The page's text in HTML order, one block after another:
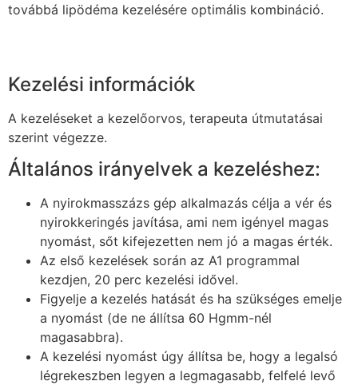
továbbá lipödéma kezelésére optimális kombináció.
Kezelési információk
A kezeléseket a kezelőorvos, terapeuta útmutatásai
szerint végezze.
Általános irányelvek a kezeléshez:
A nyirokmasszázs gép alkalmazás célja a vér és
nyirokkeringés javítása, ami nem igényel magas
nyomást, sőt kifejezetten nem jó a magas érték.
Az első kezelések során az A1 programmal
kezdjen, 20 perc kezelési idővel.
Figyelje a kezelés hatását és ha szükséges emelje
a nyomást (de ne állítsa 60 Hgmm-nél
magasabbra).
A kezelési nyomást úgy állítsa be, hogy a legalsó
légrekeszben legyen a legmagasabb, felfelé levő